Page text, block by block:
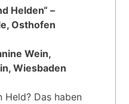
Helden“ –
Osthofen
Wein,
Wiesbaden
Held? Das haben